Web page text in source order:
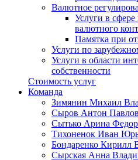
Валютное
Услуги в
валютного
Памятка при
Услуги по
Услуги в области
собственности
Стоимость услуг
Команда
Зимянин Михаил
Сыров Антон
Сытько Арина
Тихоненок Иван
Бондаренко Кирилл
Сырская Анна